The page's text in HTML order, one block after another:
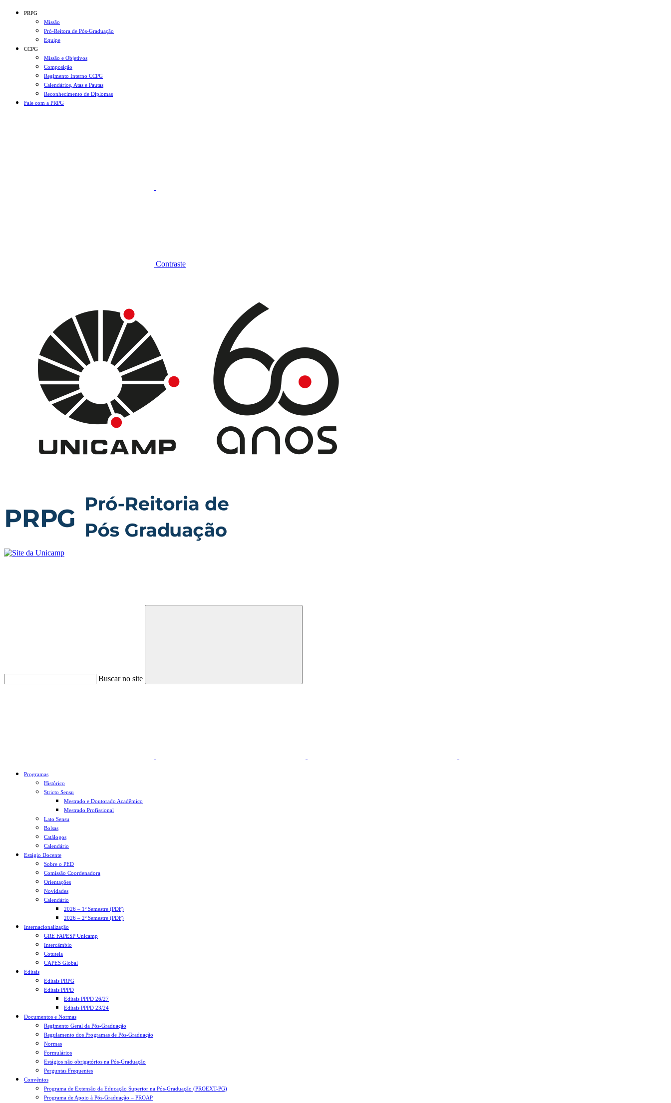
Conteúdo principal
PRPG
Missão
Pró-Reitora de Pós-Graduação
Equipe
CCPG
Missão e Objetivos
Composição
Regimento Interno CCPG
Calendários, Atas e Pautas
Reconhecimento de Diplomas
Fale com a PRPG
Contraste
Buscar no site
Buscar
Programas
Histórico
Stricto Sensu
Mestrado e Doutorado Acadêmico
Mestrado Profissional
Lato Sensu
Bolsas
Catálogos
Calendário
Estágio Docente
Sobre o PED
Comissão Coordenadora
Orientações
Novidades
Calendário
2026 – 1º Semestre (PDF)
2026 – 2º Semestre (PDF)
Internacionalização
GRE FAPESP Unicamp
Intercâmbio
Cotutela
CAPES Global
Editais
Editais PRPG
Editais PPPD
Editais PPPD 26/27
Editais PPPD 23/24
Documentos e Normas
Regimento Geral da Pós-Graduação
Regulamento dos Programas de Pós-Graduação
Normas
Formulários
Estágios não obrigatórios na Pós-Graduação
Perguntas Frequentes
Convênios
Programa de Extensão da Educação Superior na Pós-Graduação (PROEXT-PG)
Programa de Apoio à Pós-Graduação – PROAP